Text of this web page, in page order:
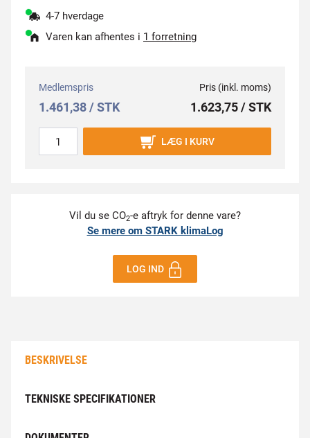
4-7 hverdage
Varen kan afhentes i 1 forretning
Medlemspris
1.461,38 / STK
Pris (inkl. moms)
1.623,75 / STK
LÆG I KURV
Vil du se CO2-e aftryk for denne vare?
Se mere om STARK klimaLog
LOG IND
BESKRIVELSE
TEKNISKE SPECIFIKATIONER